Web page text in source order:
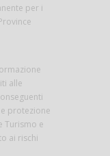
per i
alle
protezione
Turismo e
ai rischi